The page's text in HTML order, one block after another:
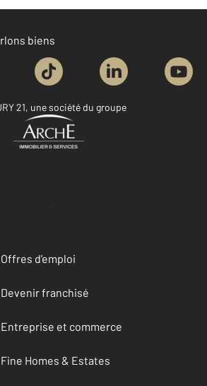
biens
21, une société du groupe
Accéder à mon compte
Offres d'emploi
Devenir franchisé
Entreprise et commerce
Fine Homes & Estates